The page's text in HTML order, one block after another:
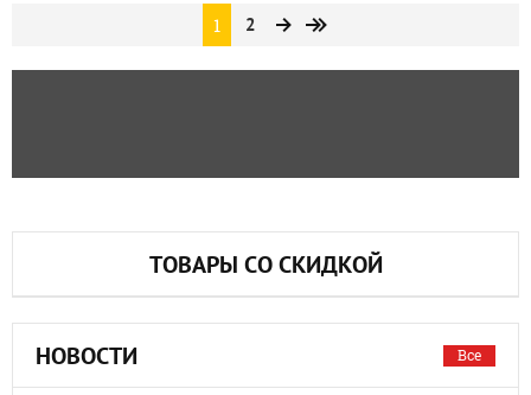
1 2
ТОВАРЫ СО СКИДКОЙ
НОВОСТИ Все